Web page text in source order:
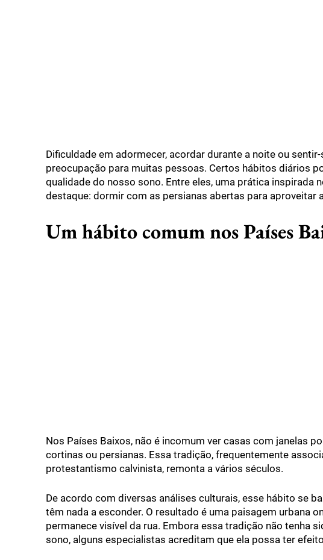
Dificuldade em adormecer, acordar durante a noite ou
preocupação para muitas pessoas. Certos hábitos diários
qualidade do nosso sono. Entre eles, uma prática inspirada
destaque: dormir com as persianas abertas para aproveitar
Um hábito comum nos Países
Nos Países Baixos, não é incomum ver casas com janelas
cortinas ou persianas. Essa tradição, frequentemente
protestantismo calvinista, remonta a vários séculos.
De acordo com diversas análises culturais, esse hábito se
têm nada a esconder. O resultado é uma paisagem urbana
permanece visível da rua. Embora essa tradição não tenha
sono, alguns especialistas acreditam que ela possa ter